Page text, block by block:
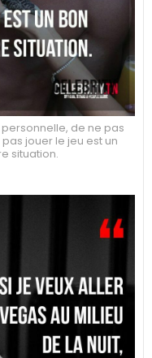
de ne pas
jouer le jeu est un
situation.